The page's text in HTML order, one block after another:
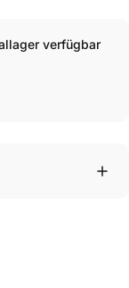
verfügbar